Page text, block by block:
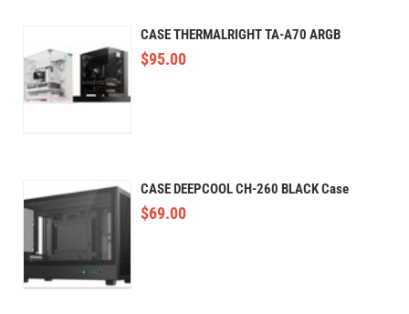
CASE THERMALRIGHT TA-A70 ARGB
$95.00
CASE DEEPCOOL CH-260 BLACK Case
$69.00